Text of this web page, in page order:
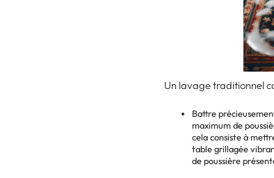
Un lavage traditionnel
Battre
maximum de
cela consiste à
table grillagée
de poussière